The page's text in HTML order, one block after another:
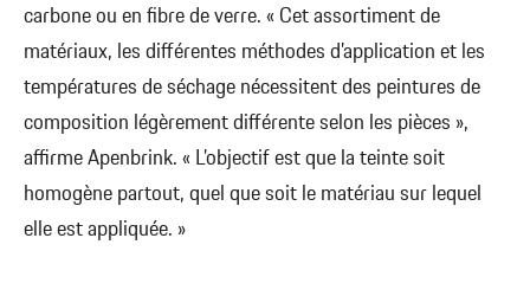
carbone ou en fibre de verre. « Cet assortiment de
matériaux, les différentes méthodes d’application et les
températures de séchage nécessitent des peintures de
composition légèrement différente selon les pièces »,
affirme Apenbrink. « L’objectif est que la teinte soit
homogène partout, quel que soit le matériau sur lequel
elle est appliquée. »